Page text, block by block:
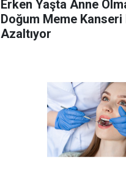
Erken Yaşta Anne
Doğum Meme
Azaltıyor